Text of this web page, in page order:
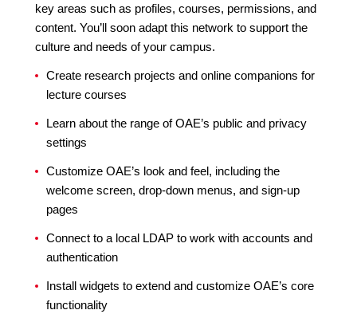
key areas such as profiles, courses, permissions, and
content. You’ll soon adapt this network to support the
culture and needs of your campus.
Create research projects and online companions for
lecture courses
Learn about the range of OAE’s public and privacy
settings
Customize OAE’s look and feel, including the
welcome screen, drop-down menus, and sign-up
pages
Connect to a local LDAP to work with accounts and
authentication
Install widgets to extend and customize OAE’s core
functionality